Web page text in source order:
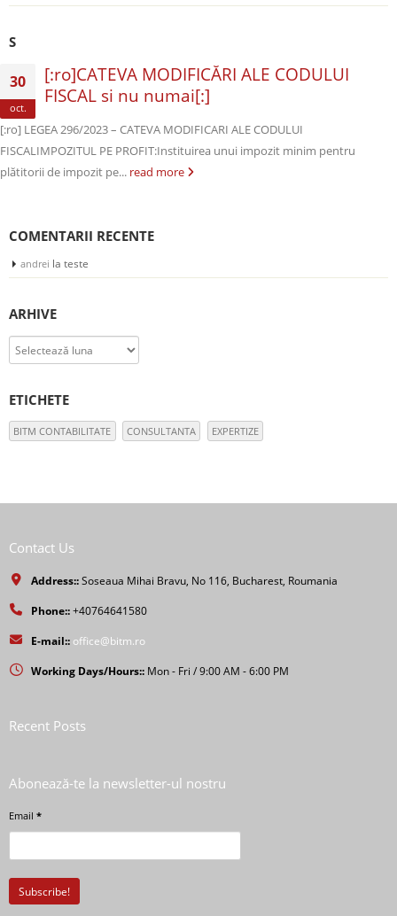
S
30
oct.
[:ro]CATEVA MODIFICĂRI ALE CODULUI
FISCAL si nu numai[:]
[:ro] LEGEA 296/2023 – CATEVA MODIFICARI ALE CODULUI
FISCALIMPOZITUL PE PROFIT:Instituirea unui impozit minim pentru
plătitorii de impozit pe... read more
COMENTARII RECENTE
andrei la teste
ARHIVE
Arhive
ETICHETE
BITM CONTABILITATE CONSULTANTA EXPERTIZE
Contact Us
Address::Soseaua Mihai Bravu, No 116, Bucharest, Roumania
Phone::+40764641580
E-mail:: office@bitm.ro
Working Days/Hours:: Mon - Fri / 9:00 AM - 6:00 PM
Recent Posts
Abonează-te la newsletter-ul nostru
Email *